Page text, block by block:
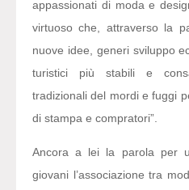
appassionati di moda e
virtuoso che, attraverso la
nuove idee, generi sviluppo
turistici più stabili e
tradizionali del mordi e fuggi
di stampa e compratori”.
Ancora a lei la parola per
giovani l’associazione tra